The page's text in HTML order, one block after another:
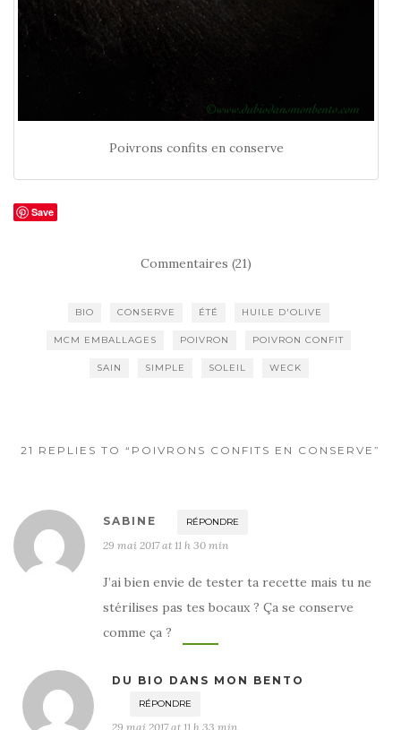
Poivrons confits en conserve
Save
Commentaires (21)
BIO CONSERVE ÉTÉ HUILE D'OLIVE
MCM EMBALLAGES POIVRON POIVRON CONFIT
SAIN SIMPLE SOLEIL WECK
21 REPLIES TO “POIVRONS CONFITS EN CONSERVE”
SABINE RÉPONDRE
29 mai 2017 at 11 h 30 min
J’ai bien envie de tester ta recette mais tu ne
stérilises pas tes bocaux ? Ça se conserve
comme ça ?
DU BIO DANS MON BENTO
RÉPONDRE
29 mai 2017 at 11 h 33 min